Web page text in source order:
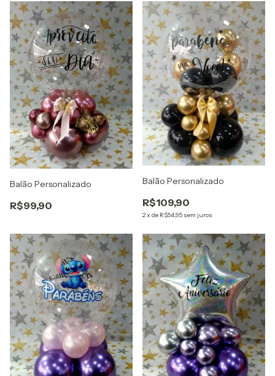
Balão Personalizado
R$99,90
Balão Personalizado
R$109,90
2x de R$54,95 sem juros